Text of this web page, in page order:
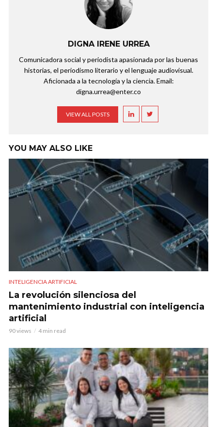
DIGNA IRENE URREA
Comunicadora social y periodista apasionada por las buenas
historias, el periodismo literario y el lenguaje audiovisual.
Aficionada a la tecnología y la ciencia. Email:
digna.urrea@enter.co
VIEW ALL POSTS
YOU MAY ALSO LIKE
INTELIGENCIA ARTIFICIAL
La revolución silenciosa del
mantenimiento industrial con inteligencia
artificial
90 views 4 min read